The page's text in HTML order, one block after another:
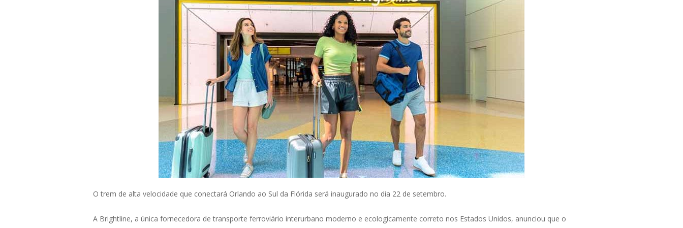
O trem de alta velocidade que conectará Orlando ao Sul da Flórida será inaugurado no dia 22 de setembro.
A Brightline, a única fornecedora de transporte ferroviário interurbano moderno e ecologicamente correto nos Estados Unidos, anunciou que o